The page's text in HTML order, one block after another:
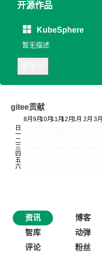
开源作品
KubeSphere
暂无描述
gitee贡献
资讯 博客
智库
动弹
评论
粉丝